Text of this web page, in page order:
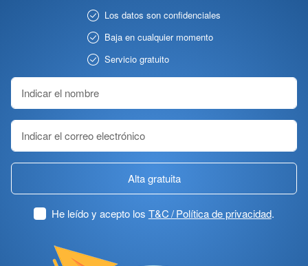
Los datos son confidenciales
Baja en cualquier momento
Servicio gratuito
Alta gratuita
He leído y acepto los T&C / Política de privacidad.